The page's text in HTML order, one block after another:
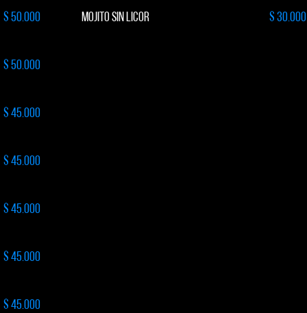
$ 50.000
$ 50.000
$ 45.000
$ 45.000
$ 45.000
$ 45.000
$ 45.000
MOJITO SIN LICOR $ 30.000